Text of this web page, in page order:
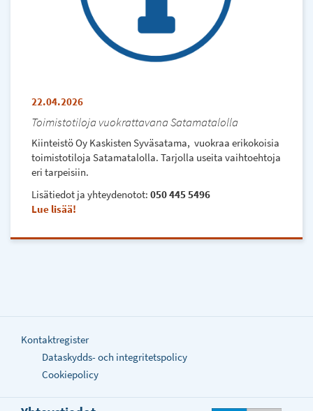
22.04.2026
Toimistotiloja vuokrattavana Satamatalolla
Kiinteistö Oy Kaskisten Syväsatama, vuokraa erikokoisia
toimistotiloja Satamatalolla. Tarjolla useita vaihtoehtoja
eri tarpeisiin.
Lisätiedot ja yhteydenotot: 050 445 5496
Lue lisää
Kontaktregister
Dataskydds- och integritetspolicy
Cookiepolicy